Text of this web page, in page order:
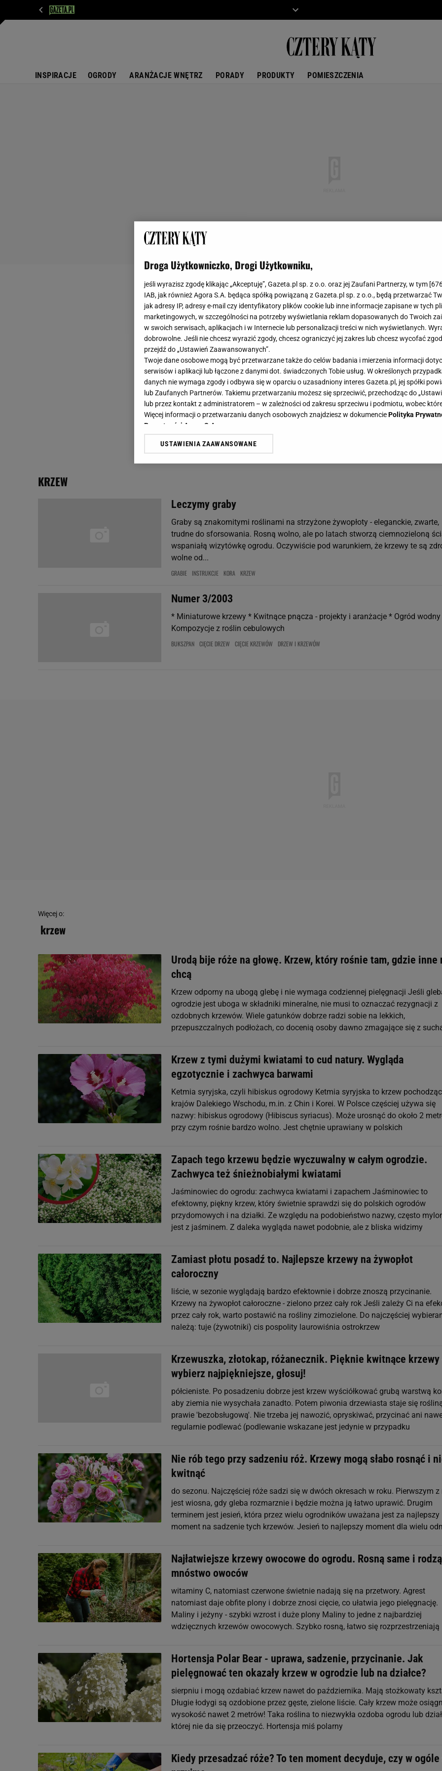
INSPIRACJE OGRODY ARANŻACJE WNĘTRZ PORADY PRODUKTY POMIESZCZENIA
KRZEW
Leczymy graby
Graby są znakomitymi roślinami na strzyżone żywopłoty - eleganckie, zwarte,
trudne do sforsowania. Rosną wolno, ale po latach stworzą ciemnozieloną
wspaniałą wizytówkę ogrodu. Oczywiście pod warunkiem, że krzewy te są
wolne od...
GRABIE INSTRUKCJE KORA KRZEW
Numer 3/2003
* Miniaturowe krzewy * Kwitnące pnącza - projekty i aranżacje * Ogród
Kompozycje z roślin cebulowych
BUKSZPAN CIĘCIE DRZEW CIĘCIE KRZEWÓW DRZEW I KRZEWÓW
Więcej o:
krzew
Urodą bije róże na głowę. Krzew, który rośnie tam, gdzie inne
chcą
Krzew odporny na ubogą glebę i nie wymaga codziennej pielęgnacji Jeśli
ogrodzie jest uboga w składniki mineralne, nie musi to oznaczać rezygnacji z
ozdobnych krzewów. Wiele gatunków dobrze radzi sobie na lekkich,
przepuszczalnych podłożach, co docenią osoby dawno zmagające się z
Krzew z tymi dużymi kwiatami to cud natury. Wygląda
egzotycznie i zachwyca barwami
Ketmia syryjska, czyli hibiskus ogrodowy Ketmia syryjska to krzew
krajów Dalekiego Wschodu, m.in. z Chin i Korei. W Polsce częściej używa się
nazwy: hibiskus ogrodowy (Hibiscus syriacus). Może urosnąć do około 2
przy czym rośnie bardzo wolno. Jest chętnie uprawiany w polskich
Zapach tego krzewu będzie wyczuwalny w całym ogrodzie.
Zachwyca też śnieżnobiałymi kwiatami
Jaśminowiec do ogrodu: zachwyca kwiatami i zapachem Jaśminowiec to
efektowny, piękny krzew, który świetnie sprawdzi się do polskich ogrodów
przydomowych i na działki. Ze względu na podobieństwo nazwy, często
jest z jaśminem. Z daleka wygląda nawet podobnie, ale z bliska widzimy
Zamiast płotu posadź to. Najlepsze krzewy na żywopłot
całoroczny
liście, w sezonie wyglądają bardzo efektownie i dobrze znoszą przycinanie.
Krzewy na żywopłot całoroczne - zielono przez cały rok Jeśli zależy Ci na
przez cały rok, warto postawić na rośliny zimozielone. Do najczęściej
należą: tuje (żywotniki) cis pospolity laurowiśnia ostrokrzew
Krzewuszka, złotokap, różanecznik. Pięknie kwitnące krzewy
wybierz najpiękniejsze, głosuj!
półcieniste. Po posadzeniu dobrze jest krzew wyściółkować grubą warstwą
aby ziemia nie wysychała zanadto. Potem piwonia drzewiasta staje się
prawie 'bezobsługową'. Nie trzeba jej nawozić, opryskiwać, przycinać ani
regularnie podlewać (podlewanie wskazane jest jedynie w przypadku
Nie rób tego przy sadzeniu róż. Krzewy mogą słabo rosnąć i
kwitnąć
do sezonu. Najczęściej róże sadzi się w dwóch okresach w roku. Pierwszym z
jest wiosna, gdy gleba rozmarznie i będzie można ją łatwo uprawić. Drugim
terminem jest jesień, która przez wielu ogrodników uważana jest za najlepszy
moment na sadzenie tych krzewów. Jesień to najlepszy moment dla wielu
Najłatwiejsze krzewy owocowe do ogrodu. Rosną same i rodzą
mnóstwo owoców
witaminy C, natomiast czerwone świetnie nadają się na przetwory. Agrest
natomiast daje obfite plony i dobrze znosi cięcie, co ułatwia jego pielęgnację.
Maliny i jeżyny - szybki wzrost i duże plony Maliny to jedne z najbardziej
wdzięcznych krzewów owocowych. Szybko rosną, łatwo się rozprzestrzeniają
Hortensja Polar Bear - uprawa, sadzenie, przycinanie. Jak
pielęgnować ten okazały krzew w ogrodzie lub na działce?
sierpniu i mogą ozdabiać krzew nawet do października. Mają stożkowaty
Długie łodygi są ozdobione przez gęste, zielone liście. Cały krzew może
wysokość nawet 2 metrów! Taka roślina to niezwykła ozdoba ogrodu lub
której nie da się przeoczyć. Hortensja miś polarny
Kiedy przesadzać róże? To ten moment decyduje, czy w
Droga Użytkowniczko, Drogi Użytkowniku,
jeśli wyrazisz zgodę klikając „Akceptuję”, Gazeta.pl sp. z o.o. oraz jej Zaufani Partnerzy, w tym [
IAB, jak również Agora S.A. będąca spółką powiązaną z Gazeta.pl sp. z o.o., będą przetwarzać
jak adresy IP, adresy e-mail czy identyfikatory plików cookie lub inne informacje zapisane w tych
marketingowych, w szczególności na potrzeby wyświetlania reklam dopasowanych do Twoich
w swoich serwisach, aplikacjach i w Internecie lub personalizacji treści w nich wyświetlanych.
dobrowolne. Jeśli nie chcesz wyrazić zgody, chcesz ograniczyć jej zakres lub chcesz wycofać
przejdź do „Ustawień Zaawansowanych”.
Twoje dane osobowe mogą być przetwarzane także do celów badania i mierzenia informacji
serwisów i aplikacji lub łączone z danymi dot. świadczonych Tobie usług. W określonych
danych nie wymaga zgody i odbywa się w oparciu o uzasadniony interes Gazeta.pl, jej spółki
lub Zaufanych Partnerów. Takiemu przetwarzaniu możesz się sprzeciwić, przechodząc do
lub przez kontakt z administratorem – w zależności od zakresu sprzeciwu i podmiotu, wobec
Więcej informacji o przetwarzaniu danych osobowych znajdziesz w dokumenciePolityka
Prywatności Agora S.A.
Klikając „Akceptuję” wyrażasz też zgodę na zainstalowanie i przechowywanie plików cookie
My, nasi Zaufani Partnerzy i Agora S.A. możemy przetwarzać dane osobowe w następujących
Użycie dokładnych danych geolokalizacyjnych. Aktywne skanowanie charakterystyki urządzenia
Przechowywanie informacji na urządzeniu lub dostęp do nich. Spersonalizowane reklamy i treści,
badnie odbiorców i ulepszanie usług.Lista Zaufanych Partnerów
USTAWIENIA ZAAWANSOWANE